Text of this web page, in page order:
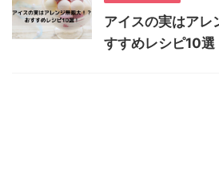
アイスの実はアレ
すすめレシピ10選